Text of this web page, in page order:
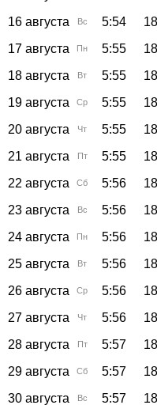
16 августа
Вс 5:54
17 августа
Пн 5:55
18 августа
Вт 5:55
19 августа
Ср 5:55
20 августа
Чт 5:55
21 августа
Пт 5:55
22 августа
Сб 5:56
23 августа
Вс 5:56
24 августа
Пн 5:56
25 августа
Вт 5:56
26 августа
Ср 5:56
27 августа
Чт 5:56
28 августа
Пт 5:57
29 августа
Сб 5:57
30 августа
Вс 5:57